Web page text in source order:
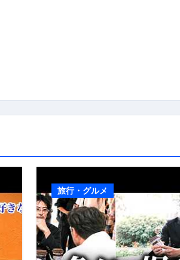
ットーネの厨房風景｜料理王国 | 【厨
旅行・グルメ